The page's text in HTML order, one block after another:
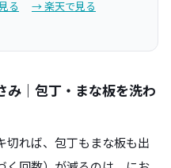
る → 楽天で見る
｜包丁・まな板を洗わ
切れば、包丁もまな板も出